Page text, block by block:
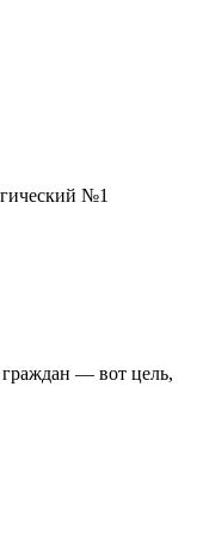
№1
граждан — вот цель,